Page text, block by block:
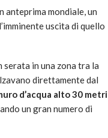
anteprima mondiale, un
uscita di quello
in una zona tra la
direttamente dal
d’acqua alto 30 metri
un gran numero di